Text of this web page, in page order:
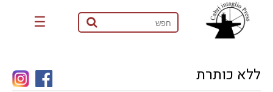
☰
ללא כותרת